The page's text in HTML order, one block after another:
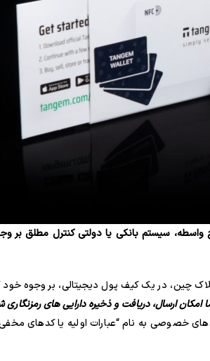
سیستم بانکی یا دولتی کنترل مطلق بر
چین، در یک کیف پول دیجیتالی، بر وجوه خود
ارسال، دریافت و ذخیره دارایی های رمزنگاری
خصوصی به نام “عبارات اولیه یا کدهای